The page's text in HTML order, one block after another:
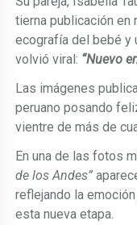
tierna publicación
ecografía del bebé y
volvió viral: “Nuevo
Las imágenes
peruano posando
vientre de más de
En una de las fotos
de los Andes”
reflejando la
esta nueva etapa.